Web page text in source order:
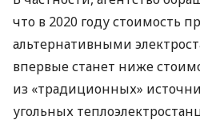
что в 2020 году стоимость
альтернативными
впервые станет ниже
из «традиционных»
угольных